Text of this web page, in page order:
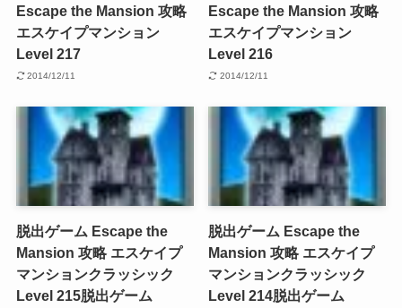
Escape the Mansion 攻略
エスケイプマンション
Level 217
2014/12/11
Escape the Mansion 攻略
エスケイプマンション
Level 216
2014/12/11
脱出ゲーム Escape the
Mansion 攻略 エスケイプ
マンションクラッシック
Level 215脱出ゲーム
脱出ゲーム Escape the
Mansion 攻略 エスケイプ
マンションクラッシック
Level 214脱出ゲーム